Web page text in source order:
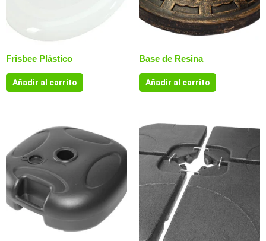
Frisbee Plástico
Añadir al carrito
Base de Resina
Añadir al carrito